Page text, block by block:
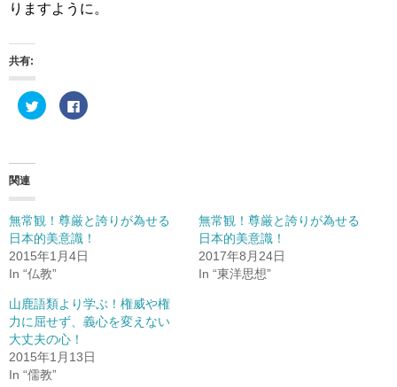
りますように。
共有:
ク
リ
e
r
で
共
有
(
新
い
ウ
ィ
ン
ド
ウ
で
開
F
a
す
る
に
は
ク
し
て
く
い
関連
無常観！尊厳と誇りが為せる
日本的美意識！
2015年1月4日
In “仏教”
無常観！尊厳と誇りが為せる
日本的美意識！
2017年8月24日
In “東洋思想”
山鹿語類より学ぶ！権威や権
力に屈せず、義心を変えない
大丈夫の心！
2015年1月13日
In “儒教”